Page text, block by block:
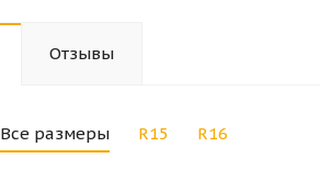
Отзывы
Все размеры R15 R16